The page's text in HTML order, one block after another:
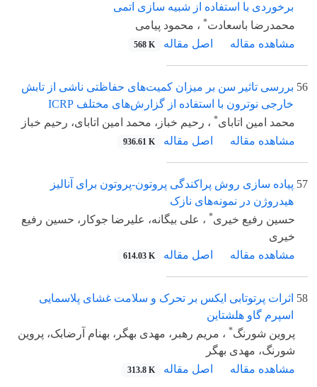
برخوردی با استفاده از شبیه سازی اتمی
محمدرضا باسعادت* ، محمود پیامی
مشاهده مقاله
اصل مقاله 568 K
56 بررسی تاثیر سن بر میزان کمیت‌های حفاظتی ناشی از تابش
خارجی نوترون با استفاده از گزارش‌های مختلف ICRP
محمد امین اتابای* ، رحیم خباز، محمد امین اتابای، رحیم خباز
مشاهده مقاله
اصل مقاله 936.61 K
57 پیاده سازی روش پراکندگی پروتون-پروتون برای آنالیز
هیدروژن در نمونه‌های نازک
حسین رفیع خیری* ، علی بیگانه، علیرضا جوکار، حسین رفیع
خیری
مشاهده مقاله
اصل مقاله 614.03 K
58 اثرات پرتوتابی ایکس بر تحرک و سلامت غشای پلاسمایی
اسپرم گاو هلشتاین
پروین شورنگ* ، مریم رهبر، مهدی بهگر، بهنام آرضابک، پروین
شورنگ، مهدی بهگر
مشاهده مقاله
اصل مقاله 313.8 K